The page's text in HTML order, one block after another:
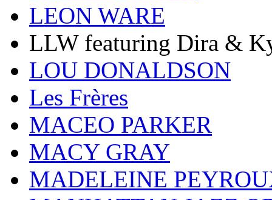
LEON WARE
LLW featuring Dira &
LOU DONALDSON
Les Frères
MACEO PARKER
MACY GRAY
MADELEINE